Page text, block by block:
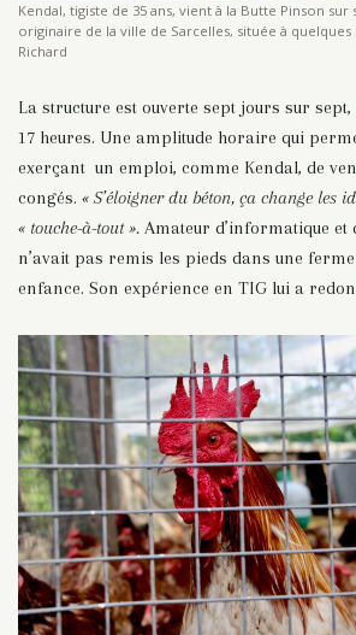
Kendal, tigiste de 35 ans, vient à la Butte Pinson
originaire de la ville de Sarcelles, située à
Richard
La structure est ouverte sept jours sur sept,
17 heures. Une amplitude horaire qui
exerçant un emploi, comme Kendal, de
congés. « S’éloigner du béton, ça change les
« touche-à-tout ». Amateur d’informatique
n’avait pas remis les pieds dans une
enfance. Son expérience en TIG lui a